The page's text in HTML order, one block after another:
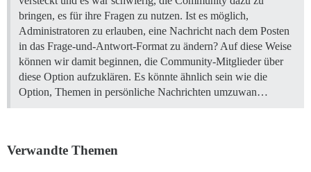
bringen, es für ihre Fragen zu nutzen. Ist es möglich,
Administratoren zu erlauben, eine Nachricht nach dem Posten
in das Frage-und-Antwort-Format zu ändern? Auf diese Weise
können wir damit beginnen, die Community-Mitglieder über
diese Option aufzuklären. Es könnte ähnlich sein wie die
Option, Themen in persönliche Nachrichten umzuwan…
Verwandte Themen